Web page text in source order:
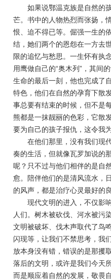
如果说鄂温克族是自然的
芒。书中的人物热烈而张扬，
恨、迫不得已等。倔强一生的
结，她们两个的恩怨在一方去
限的追忆与愁思。一生怀有执
用鹰做自己的“奥木列”，其间
生命的最后一刻，他也完成了
特色，他们在自然的孕育下散
事总要有结束的时候，但不是
熊都是一抹靓丽的色彩，它散
要为自己的孩子报仇，这令我
在他们那里，没有我们现
奏的生活，但就像瓦罗加说的
呢？只不过与他们相伴的是自
愈。陪伴他们的是清风流水，
的风声，都是治疗心灵最好的良
现代文明的进入，不仅影
人们。树木被砍伐、河水被污
文明被破坏、伐木声取代了鸟
闪现等，让我们不禁思考，我
放本身没有错，错误的是那攫
落后的文明，或许是我们今天
而是顺应着自然的发展，敬畏